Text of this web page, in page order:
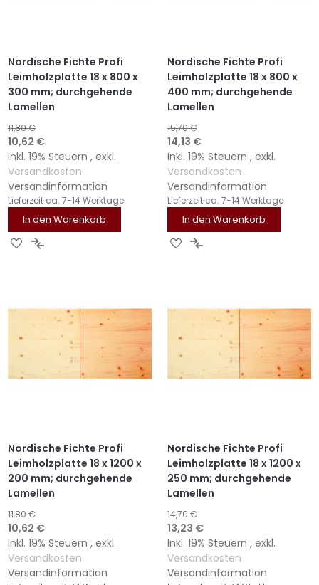
Nordische Fichte Profi
Leimholzplatte 18 x 800 x
300 mm; durchgehende
Lamellen
11,80 €
Sonderangebot
10,62 €
Inkl. 19% Steuern , exkl.
Versandkosten
Versandinformation
Lieferzeit ca. 7-14 Werktage
In den Warenkorb
ZURZUR
Nordische Fichte Profi
Leimholzplatte 18 x 800 x
400 mm; durchgehende
Lamellen
15,70 €
Sonderangebot
14,13 €
Inkl. 19% Steuern , exkl.
Versandkosten
Versandinformation
Lieferzeit ca. 7-14 Werktage
In den Warenkorb
ZURZUR
Nordische Fichte Profi
Leimholzplatte 18 x 1200 x
200 mm; durchgehende
Lamellen
11,80 €
Sonderangebot
10,62 €
Inkl. 19% Steuern , exkl.
Versandkosten
Versandinformation
Nordische Fichte Profi
Leimholzplatte 18 x 1200 x
250 mm; durchgehende
Lamellen
14,70 €
Sonderangebot
13,23 €
Inkl. 19% Steuern , exkl.
Versandkosten
Versandinformation